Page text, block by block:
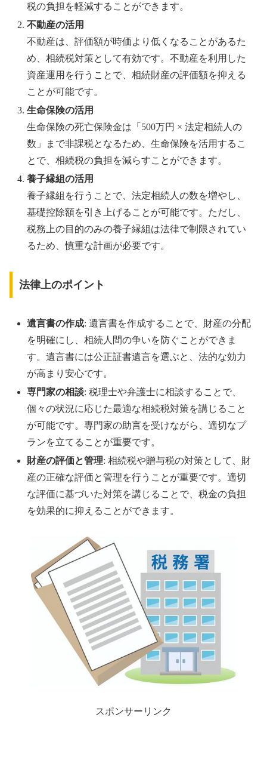
税の負担を軽減することができます。
不動産の活用
不動産は、評価額が時価より低くなることがあるた
め、相続税対策として有効です。不動産を利用した
資産運用を行うことで、相続財産の評価額を抑える
ことが可能です。
生命保険の活用
生命保険の死亡保険金は「500万円 × 法定相続人の
数」まで非課税となるため、生命保険を活用するこ
とで、相続税の負担を減らすことができます。
養子縁組の活用
養子縁組を行うことで、法定相続人の数を増やし、
基礎控除額を引き上げることが可能です。ただし、
税務上の目的のみの養子縁組は法律で制限されてい
るため、慎重な計画が必要です。
法律上のポイント
遺言書の作成: 遺言書を作成することで、財産の分配
を明確にし、相続人間の争いを防ぐことができま
す。遺言書には公正証書遺言を選ぶと、法的な効力
が高まり安心です。
専門家の相談: 税理士や弁護士に相談することで、
個々の状況に応じた最適な相続税対策を講じること
が可能です。専門家の助言を受けながら、適切なプ
ランを立てることが重要です。
財産の評価と管理: 相続税や贈与税の対策として、財
産の正確な評価と管理を行うことが重要です。適切
な評価に基づいた対策を講じることで、税金の負担
を効果的に抑えることができます。
スポンサーリンク